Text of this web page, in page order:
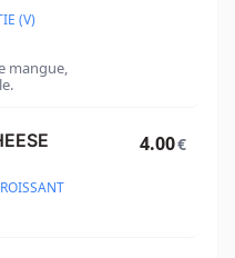
(V)
mangue,
4.00€